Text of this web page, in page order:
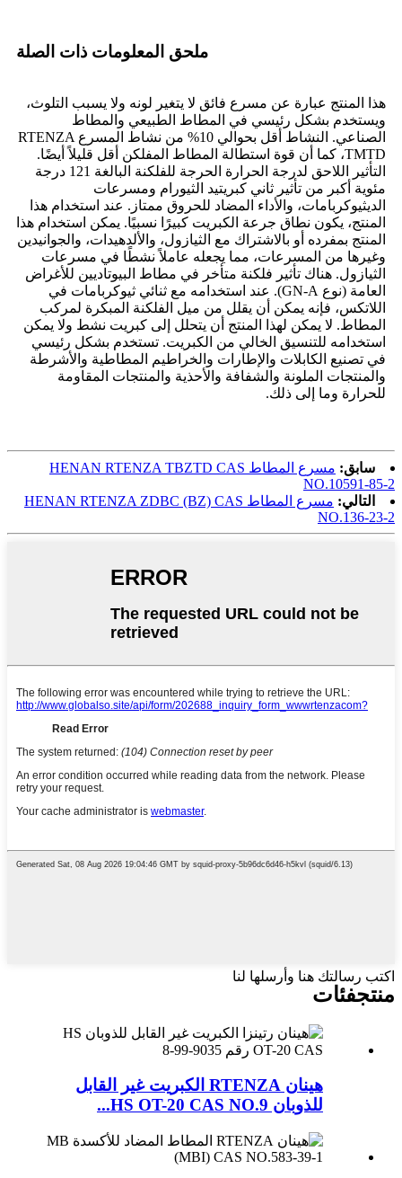
ملحق المعلومات ذات الصلة
هذا المنتج عبارة عن مسرع فائق لا يتغير لونه ولا يسبب التلوث،
ويستخدم بشكل رئيسي في المطاط الطبيعي والمطاط
الصناعي. النشاط أقل بحوالي 10% من نشاط المسرع RTENZA
TMTD، كما أن قوة استطالة المطاط المفلكن أقل قليلاً أيضًا.
التأثير اللاحق لدرجة الحرارة الحرجة للفلكنة البالغة 121 درجة
مئوية أكبر من تأثير ثاني كبريتيد الثيورام ومسرعات
الديثيوكربامات، والأداء المضاد للحروق ممتاز. عند استخدام هذا
المنتج، يكون نطاق جرعة الكبريت كبيرًا نسبيًا. يمكن استخدام هذا
المنتج بمفرده أو بالاشتراك مع الثيازول، والألدهيدات، والجوانيدين
وغيرها من المسرعات، مما يجعله عاملاً نشطًا في مسرعات
الثيازول. هناك تأثير فلكنة متأخر في مطاط البيوتاديين للأغراض
العامة (نوع GN-A). عند استخدامه مع ثنائي ثيوكربامات في
اللاتكس، فإنه يمكن أن يقلل من ميل الفلكنة المبكرة لمركب
المطاط. لا يمكن لهذا المنتج أن يتحلل إلى كبريت نشط ولا يمكن
استخدامه للتنسيق الخالي من الكبريت. تستخدم بشكل رئيسي
في تصنيع الكابلات والإطارات والخراطيم المطاطية والأشرطة
والمنتجات الملونة والشفافة والأحذية والمنتجات المقاومة
للحرارة وما إلى ذلك.
سابق:
مسرع المطاط HENAN RTENZA TBZTD CAS
NO.10591-85-2
التالي:
مسرع المطاط HENAN RTENZA ZDBC (BZ) CAS
NO.136-23-2
اكتب رسالتك هنا وأرسلها لنا
منتجفئات
هينان RTENZA الكبريت غير القابل
للذوبان HS OT-20 CAS NO.9...